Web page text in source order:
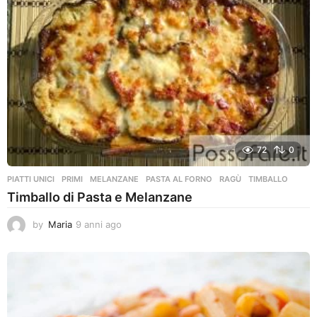
a
g
o
72 0
PIATTI UNICI ,PRIMI MELANZANE ,PASTA AL FORNO ,RAGÙ ,TIMBALLO
Timballo di Pasta e Melanzane
by Maria 9 anni ago
g